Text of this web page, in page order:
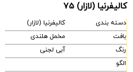
کالیفرنیا (لازار) 75
دسته بندی
کالیفرنیا (لازار)
بافت
مخمل هلندی
رنگ
آبی لجنی
الگو